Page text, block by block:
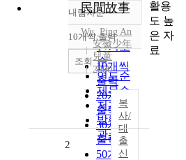
정확도
순
인기도
순
연도순
제목순
저자순
발행기
관순
내림차순
내림차순
10개씩 출력
10개씩
출력
20개씩
출력
30개씩
출력
50개씩
조회
民間故事
Wu, Ping An
安徽少年
兒童
2000
복
사/
대
출
신
2
활용
도 높
은 자
료